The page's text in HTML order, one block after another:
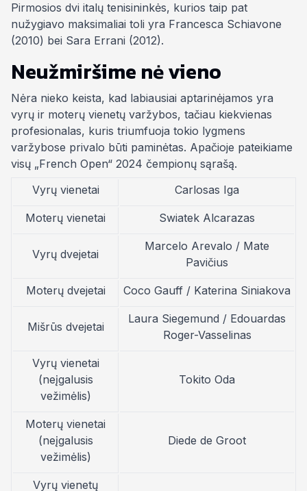
Pirmosios dvi italų tenisininkės, kurios taip pat
nužygiavo maksimaliai toli yra Francesca Schiavone
(2010) bei Sara Errani (2012).
Neužmiršime nė vieno
Nėra nieko keista, kad labiausiai aptarinėjamos yra
vyrų ir moterų vienetų varžybos, tačiau kiekvienas
profesionalas, kuris triumfuoja tokio lygmens
varžybose privalo būti paminėtas. Apačioje pateikiame
visų „French Open“ 2024 čempionų sąrašą.
Vyrų vienetai
Carlosas Iga
Moterų vienetai Swiatek Alcarazas
Vyrų dvejetai
Marcelo Arevalo / Mate
Pavičius
Moterų dvejetai Coco Gauff / Katerina Siniakova
Mišrūs dvejetai
Laura Siegemund / Edouardas
Roger-Vasselinas
Vyrų vienetai
(neįgalusis
vežimėlis)
Tokito Oda
Moterų vienetai
(neįgalusis
vežimėlis)
Diede de Groot
Vyrų vienetų